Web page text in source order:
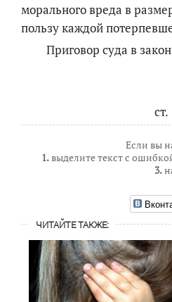
морального вреда в
пользу каждой
Приговор суда в
Н.Н.
с
Если вы
1.выделите текст с
3.
ЧИТАЙТЕ ТАКЖЕ: